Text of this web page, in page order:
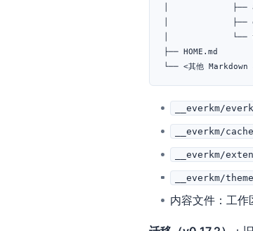
│             ├──
│             ├──
│             └──
├── HOME.md
__everkm/
__everkm/cache
__everkm/
__everkm/
内容文件：工